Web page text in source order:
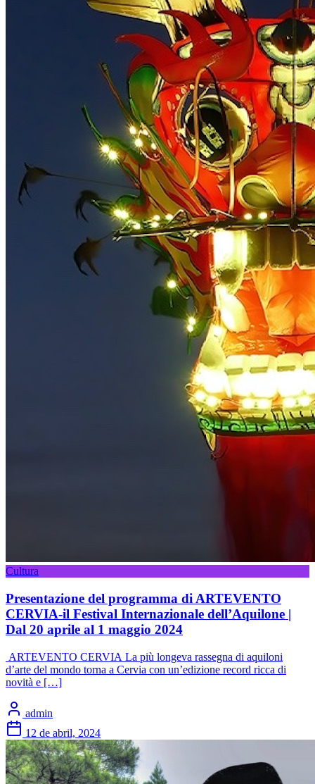
Cultura
Presentazione del programma di ARTEVENTO
CERVIA-il Festival Internazionale dell’Aquilone |
Dal 20 aprile al 1 maggio 2024
ARTEVENTO CERVIA La più longeva rassegna di aquiloni
d’arte del mondo torna a Cervia con un’edizione record ricca di
novità e […]
admin
12 de abril, 2024